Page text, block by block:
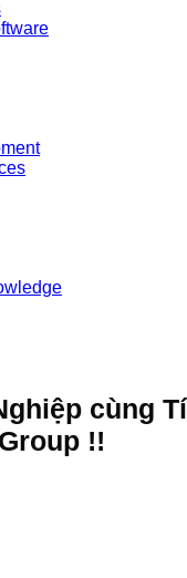
cùng
!!